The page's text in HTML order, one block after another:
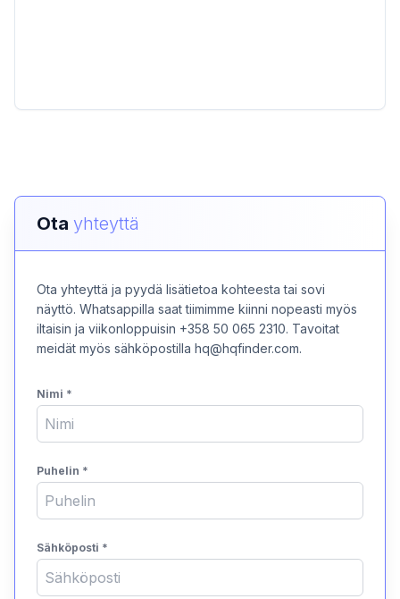
Ota yhteyttä
Ota yhteyttä ja pyydä lisätietoa kohteesta tai sovi
näyttö. Whatsappilla saat tiimimme kiinni nopeasti myös
iltaisin ja viikonloppuisin +358 50 065 2310. Tavoitat
meidät myös sähköpostilla hq@hqfinder.com.
Nimi *
Puhelin *
Sähköposti *